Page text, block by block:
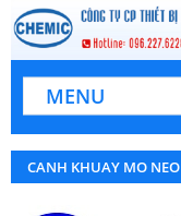
MENU
CANH KHUAY MO NEO